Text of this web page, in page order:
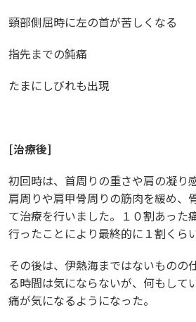
頸部側屈時に左の首が苦しくなる
指先までの鈍痛
たまにしびれも出現
[治療後]
初回時は、首周りの重さや肩の凝り
肩周りや肩甲骨周りの筋肉を緩め、
て治療を行いました。１０割あった
行ったことにより最終的に１割くら
その後は、伊熱海まではないものの
る時間は気にならないが、何もして
痛が気になるようになった。